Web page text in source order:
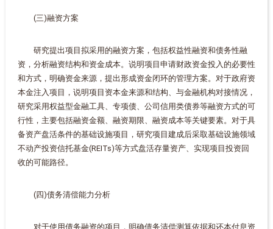
(三)融资方案
研究提出项目拟采用的融资方案，包括权益性融资和债务性融
资，分析融资结构和资金成本。说明项目申请财政资金投入的必要性
和方式，明确资金来源，提出形成资金闭环的管理方案。对于政府资
本金注入项目，说明项目资本金来源和结构、与金融机构对接情况，
研究采用权益型金融工具、专项债、公司信用类债券等融资方式的可
行性，主要包括融资金额、融资期限、融资成本等关键要素。对于具
备资产盘活条件的基础设施项目，研究项目建成后采取基础设施领域
不动产投资信托基金(REITs)等方式盘活存量资产、实现项目投资回
收的可能路径。
(四)债务清偿能力分析
对于使用债务融资的项目，明确债务清偿测算依据和还本付息资